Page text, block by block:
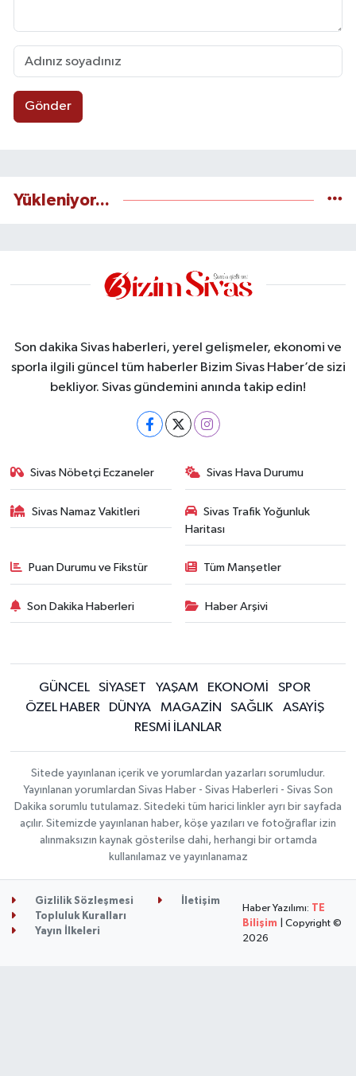
Gönder
Yükleniyor...
Son dakika Sivas haberleri, yerel gelişmeler, ekonomi ve
sporla ilgili güncel tüm haberler Bizim Sivas Haber’de sizi
bekliyor. Sivas gündemini anında takip edin!
Sivas Nöbetçi Eczaneler Sivas Hava Durumu
Sivas Namaz Vakitleri
Sivas Trafik Yoğunluk
Haritası
Puan Durumu ve Fikstür Tüm Manşetler
Son Dakika Haberleri Haber Arşivi
GÜNCEL SİYASET YAŞAM EKONOMİ
SPOR
ÖZEL HABER
DÜNYA MAGAZİN SAĞLIK
ASAYİŞ
RESMİ İLANLAR
Sitede yayınlanan içerik ve yorumlardan yazarları sorumludur.
Yayınlanan yorumlardan Sivas Haber - Sivas Haberleri - Sivas Son
Dakika sorumlu tutulamaz. Sitedeki tüm harici linkler ayrı bir sayfada
açılır. Sitemizde yayınlanan haber, köşe yazıları ve fotoğraflar izin
alınmaksızın kaynak gösterilse dahi, herhangi bir ortamda
kullanılamaz ve yayınlanamaz
Gizlilik Sözleşmesi
İletişim
Topluluk Kuralları
Yayın İlkeleri
Haber Yazılımı: TE
Bilişim | Copyright ©
2026